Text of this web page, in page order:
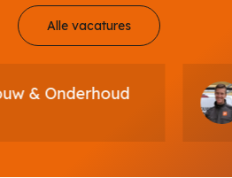
Alle vacatures
Onderhoud